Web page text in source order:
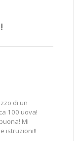
di un
100 uova!
Mi
istruzioni!!